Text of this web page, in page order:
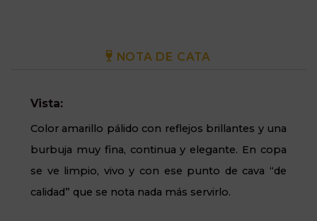
NOTA DE CATA
Vista:
Color amarillo pálido con reflejos brillantes y una
burbuja muy fina, continua y elegante. En copa
se ve limpio, vivo y con ese punto de cava “de
calidad” que se nota nada más servirlo.